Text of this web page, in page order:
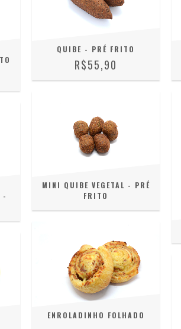
QUIBE - PRÉ FRITO
R$55,90
-
MINI QUIBE VEGETAL - PRÉ
FRITO
ENROLADINHO FOLHADO